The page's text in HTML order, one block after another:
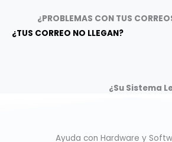
¿PROBLEMAS CON TUS
¿TUS CORREO NO LLEGAN?
¿Su Sistema
Ayuda con Hardware y